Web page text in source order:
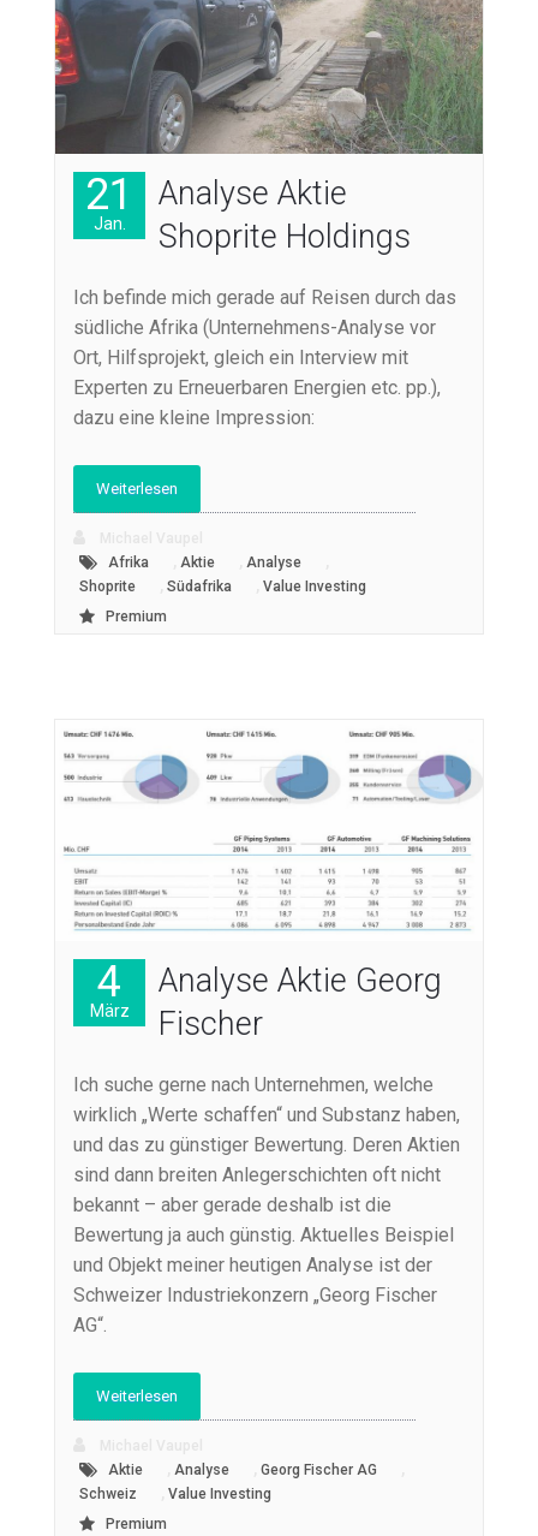
21
Jan.
Analyse Aktie
Shoprite Holdings
Ich befinde mich gerade auf Reisen durch das
südliche Afrika (Unternehmens-Analyse vor
Ort, Hilfsprojekt, gleich ein Interview mit
Experten zu Erneuerbaren Energien etc. pp.),
dazu eine kleine Impression:
Weiterlesen
Afrika
Aktie Analyse
Shoprite Südafrika
Value Investing
Premium
4
März
Analyse Aktie Georg
Fischer
Ich suche gerne nach Unternehmen, welche
wirklich „Werte schaffen“ und Substanz haben,
und das zu günstiger Bewertung. Deren Aktien
sind dann breiten Anlegerschichten oft nicht
bekannt – aber gerade deshalb ist die
Bewertung ja auch günstig. Aktuelles Beispiel
und Objekt meiner heutigen Analyse ist der
Schweizer Industriekonzern „Georg Fischer
AG“.
Weiterlesen
Aktie
Analyse Georg Fischer AG
Schweiz
Value Investing
Premium